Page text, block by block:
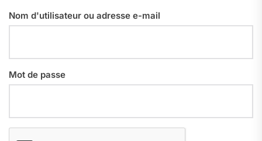
Nom d'utilisateur ou adresse e-mail
Mot de passe